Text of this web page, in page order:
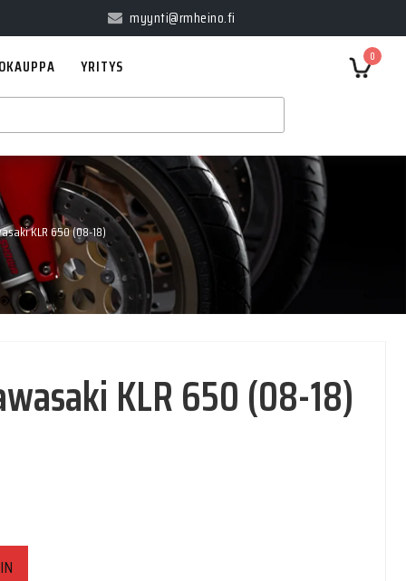
myynti@rmheino.fi
0
YRITYS
KLR 650 (08-18)
KLR 650 (08-18)